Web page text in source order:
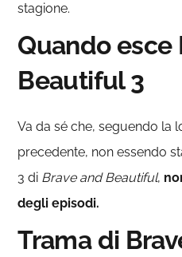
stagione.
Quando esce
Beautiful 3
Va da sé che, seguendo la
precedente, non essendo
3 di Brave and Beautiful,
degli episodi.
Trama di